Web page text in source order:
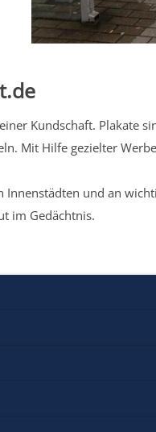
Kundschaft. Plakate
Mit Hilfe gezielter
und an
im Gedächtnis.